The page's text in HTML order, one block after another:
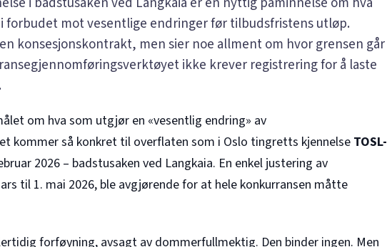
forbudet mot vesentlige endringer før tilbudsfristens utløp.
konsesjonskontrakt, men sier noe allment om hvor grensen går
ikke krever registrering for å laste
om hva som utgjør en «vesentlig endring» av
kommer så konkret til overflaten som i Oslo tingretts kjennelse TOSL-
2026 – badstusaken ved Langkaia. En enkel justering av
til 1. mai 2026, ble avgjørende for at hele konkurransen måtte
forføyning, avsagt av dommerfullmektig. Den binder ingen. Men